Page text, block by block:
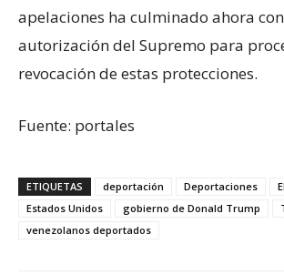
apelaciones ha culminado ahora
autorización del Supremo para
revocación de estas protecciones.
Fuente: portales
ETIQUETAS deportación Deportaciones
Estados Unidos
gobierno de Donald Trump
venezolanos deportados